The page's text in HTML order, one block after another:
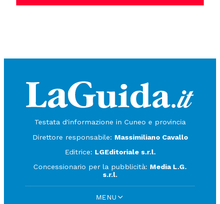
Testata d'informazione in Cuneo e provincia
Direttore responsabile: Massimiliano Cavallo
Editrice: LGEditoriale s.r.l.
Concessionario per la pubblicità: Media L.G.
s.r.l.
MENU